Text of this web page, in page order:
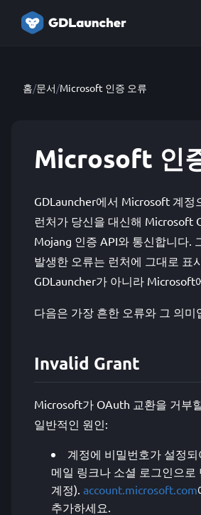
홈/문서/Microsoft 인증 오류
Microsoft 인
GDLauncher에서 Microsoft 계정
런처가 당신을 대신해 Microsoft
Mojang 인증 API와 통신합니다.
발생한 오류는 런처에 그대로 표
GDLauncher가 아니라 Microsoft
다음은 가장 흔한 오류와 그 의미
Invalid Grant
Microsoft가 OAuth 교환을 거부
일반적인 원인:
계정에 비밀번호가 설정
메일 링크나 소셜 로그인으
계정). account.microsoft.com
추가하세요.